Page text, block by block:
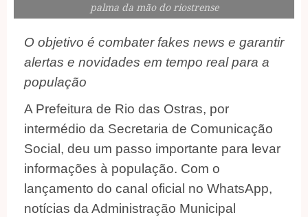
palma da mão do riostrense
O objetivo é combater fakes news e garantir
alertas e novidades em tempo real para a
população
A Prefeitura de Rio das Ostras, por
intermédio da Secretaria de Comunicação
Social, deu um passo importante para levar
informações à população. Com o
lançamento do canal oficial no WhatsApp,
notícias da Administração Municipal